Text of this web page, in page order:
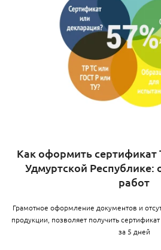
Как оформить сертификат
Удмуртской Республике:
работ
Грамотное оформление документов и
продукции, позволяет получить
за 5 дней